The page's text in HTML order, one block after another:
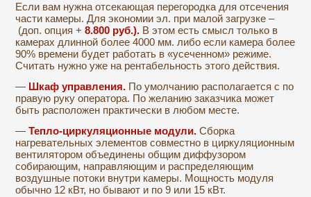
Если вам нужна отсекающая перегородка для отсечения
части камеры. Для экономии эл. при малой загрузке –
(доп. опция +8.800 руб.). В этом есть смысл только в
камерах длинной более 4000 мм. либо если камера более
90% времени будет работать в «усеченном» режиме.
Считать нужно уже на рентабельность этого действия.
— Шкаф управления. По умолчанию располагается с по
правую руку оператора. По желанию заказчика может
быть расположен практически в любом месте.
—Тепло-циркуляционные модули.Сборка
нагревательных элементов совместно в циркуляционным
вентилятором объединены общим диффузором
собирающим, направляющим и распределяющим
воздушные потоки внутри камеры. Мощность модуля
обычно 12 кВт, но бывают и по 9 или 15 кВт.